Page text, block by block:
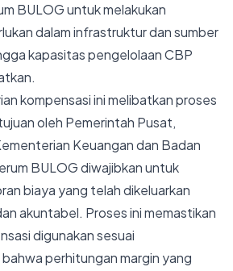
BULOG untuk melakukan
dalam infrastruktur dan sumber
kapasitas pengelolaan CBP
kompensasi ini melibatkan proses
oleh Pemerintah Pusat,
Keuangan dan Badan
BULOG diwajibkan untuk
biaya yang telah dikeluarkan
akuntabel. Proses ini memastikan
digunakan sesuai
perhitungan margin yang